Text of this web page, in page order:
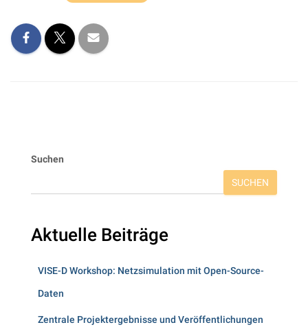
Suchen
SUCHEN
Aktuelle Beiträge
VISE-D Workshop: Netzsimulation mit Open-Source-
Daten
Zentrale Projektergebnisse und Veröffentlichungen